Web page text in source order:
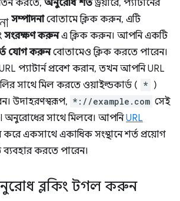
করতে, অনুরোধ শর্তড্রয়ারে, প্যাটার্নের
সম্পাদনাবোতামে ক্লিক করুন, এটি
সংরক্ষণ করুনএ ক্লিক করুন। আপনি একটি
যোগ করুনবোতামেও ক্লিক করতে পারেন।
প্যাটার্ন প্রবেশ করান, তখন আপনি URL
সাথে মিল করতে ওয়াইল্ডকার্ড ( * )
উদাহরণস্বরূপ, *://example.com সেই
অনুরোধের সাথে মিলবে। আপনিURL
করে একসাথে একাধিক সংস্থানে শর্ত প্রয়োগ
করতে পারেন।
ব্লকিং টগল করুন